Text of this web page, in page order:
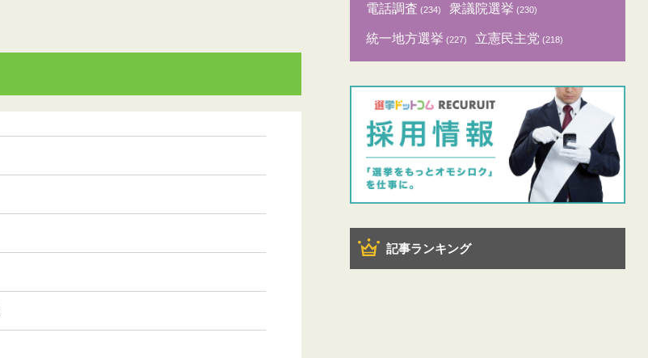
電話調査 (234) 衆議院選挙 (230)
統一地方選挙 (227) 立憲民主党 (218)
記事ランキング